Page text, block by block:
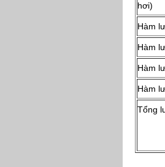
hơi)
Hàm
Hàm
Hàm
Hàm
Tổng